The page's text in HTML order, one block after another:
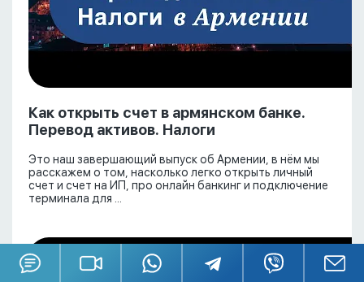
Как открыть счет в армянском банке.
Перевод активов. Налоги
Это наш завершающий выпуск об Армении, в нём мы
расскажем о том, насколько легко открыть личный
счет и счет на ИП, про онлайн банкинг и подключение
терминала для ...